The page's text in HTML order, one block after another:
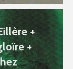
+
+